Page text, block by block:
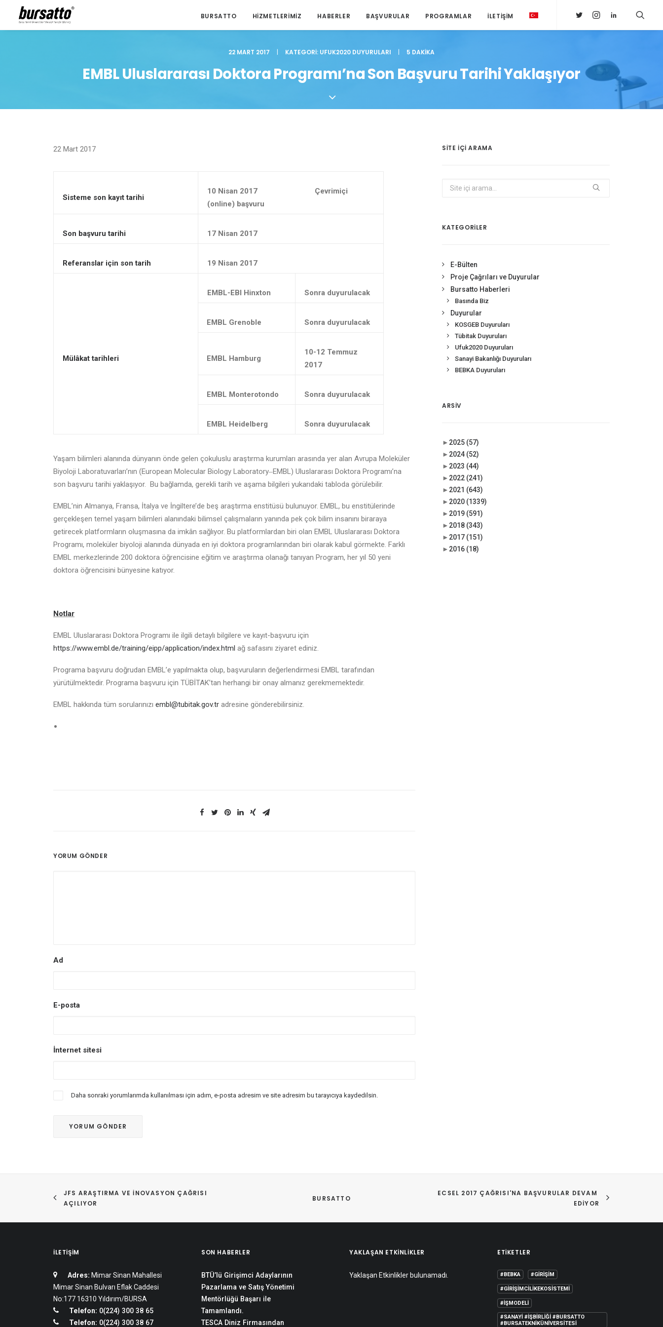
BURSATTO HIZMETLERIMIZ HABERLER BAŞVURULAR PROGRAMLAR İLETIŞIM
22 MART 2017 | KATEGORI: UFUK2020 DUYURULARI | 5 DAKIKA
EMBL Uluslararası Doktora Programı’na Son Başvuru Tarihi Yaklaşıyor
22 Mart 2017
Sisteme son kayıt tarihi
10 Nisan 2017 Çevrimiçi
(online) başvuru
Son başvuru tarihi 17 Nisan 2017
Referanslar için son tarih 19 Nisan 2017
Mülâkat tarihleri
EMBL-EBI Hinxton Sonra duyurulacak
EMBL Grenoble Sonra duyurulacak
EMBL Hamburg
10-12 Temmuz
2017
EMBL Monterotondo Sonra duyurulacak
EMBL Heidelberg Sonra duyurulacak
Yaşam bilimleri alanında dünyanın önde gelen çokuluslu araştırma kurumları arasında yer alan Avrupa Moleküler
Biyoloji Laboratuvarları’nın (European Molecular Biology Laboratory‒EMBL) Uluslararası Doktora Programı’na
son başvuru tarihi yaklaşıyor. Bu bağlamda, gerekli tarih ve aşama bilgileri yukarıdaki tabloda görülebilir.
EMBL’nin Almanya, Fransa, İtalya ve İngiltere’de beş araştırma enstitüsü bulunuyor. EMBL, bu enstitülerinde
gerçekleşen temel yaşam bilimleri alanındaki bilimsel çalışmaların yanında pek çok bilim insanını biraraya
getirecek platformların oluşmasına da imkân sağlıyor. Bu platformlardan biri olan EMBL Uluslararası Doktora
Programı, moleküler biyoloji alanında dünyada en iyi doktora programlarından biri olarak kabul görmekte. Farklı
EMBL merkezlerinde 200 doktora öğrencisine eğitim ve araştırma olanağı tanıyan Program, her yıl 50 yeni
doktora öğrencisini bünyesine katıyor.
Notlar
EMBL Uluslararası Doktora Programı ile ilgili detaylı bilgilere ve kayıt-başvuru için
https://www.embl.de/training/eipp/application/index.html ağ safasını ziyaret ediniz.
Programa başvuru doğrudan EMBL’e yapılmakta olup, başvuruların değerlendirmesi EMBL tarafından
yürütülmektedir. Programa başvuru için TÜBİTAK’tan herhangi bir onay almanız gerekmemektedir.
EMBL hakkında tüm sorularınızı embl@tubitak.gov.tr adresine gönderebilirsiniz.
YORUM GÖNDER
Ad
E-posta
İnternet sitesi
Daha sonraki yorumlarımda kullanılması için adım, e-posta adresim ve site adresim bu tarayıcıya kaydedilsin.
SITE IÇI ARAMA
KATEGORİLER
E-Bülten
Proje Çağrıları ve Duyurular
Bursatto Haberleri
Basında Biz
Duyurular
KOSGEB Duyuruları
Tübitak Duyuruları
Ufuk2020 Duyuruları
Sanayi Bakanlığı Duyuruları
BEBKA Duyuruları
ARSIV
► 2025 (57)
► 2024 (52)
► 2023 (44)
► 2022 (241)
► 2021 (643)
► 2020 (1339)
► 2019 (591)
► 2018 (343)
► 2017 (151)
► 2016 (18)
JFS ARAŞTIRMA VE İNOVASYON ÇAĞRISI
AÇILIYOR
BURSATTO
ECSEL 2017 ÇAĞRISI'NA BAŞVURULAR DEVAM
EDIYOR
İLETIŞIM
Adres: Mimar Sinan Mahallesi
Mimar Sinan Bulvarı Eflak Caddesi
No:177 16310 Yıldırım/BURSA
Telefon: 0(224) 300 38 65
Telefon: 0(224) 300 38 67
SON HABERLER
BTÜ’lü Girişimci Adaylarının
Pazarlama ve Satış Yönetimi
Mentörlüğü Başarı ile
Tamamlandı.
TESCA Diniz Firmasından
YAKLAŞAN ETKINLIKLER
Yaklaşan Etkinlikler bulunamadı.
ETIKETLER
#BEBKA #GIRIŞIM
#GIRIŞIMCILIKEKOSISTEMI
#IŞMODELI
#SANAYI #IŞBIRLIĞI #BURSATTO
#BURSATEKNIKÜNIVERSITESI